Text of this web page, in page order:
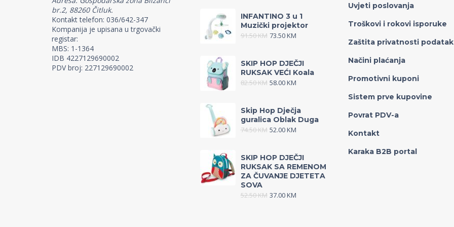
br.2, 88260 Čitluk.
Kontakt telefon: 036/642-347
Kompanija je upisana u trgovački
registar:
MBS: 1-1364
IDB 4227129690002
PDV broj: 227129690002
INFANTINO 3 u 1
Muzički projektor
91.50KM 73.50KM
SKIP HOP DJEČJI
RUKSAK VEĆI Koala
82.50KM 58.00KM
Skip Hop Dječja
guralica Oblak Duga
74.50KM 52.00KM
SKIP HOP DJEČJI
RUKSAK SA REMENOM
ZA ČUVANJE DJETETA
SOVA
52.50KM 37.00KM
Uvjeti poslovanja
Troškovi i rokovi isporuke
Zaštita privatnosti
Načini plaćanja
Promotivni kuponi
Sistem prve kupovine
Povrat PDV-a
Kontakt
Karaka B2B portal